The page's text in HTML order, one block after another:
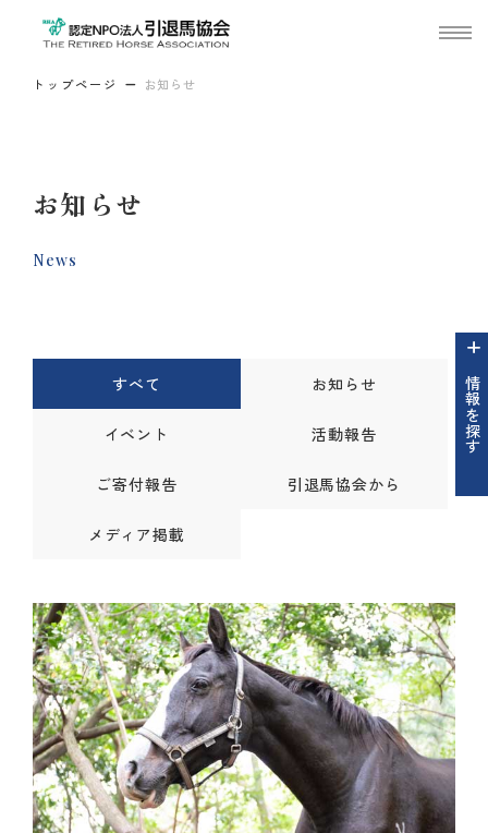
トップページ お知らせ
お知らせ
News
情報を探す
すべて お知らせ
イベント 活動報告
ご寄付報告 引退馬協会から
メディア掲載